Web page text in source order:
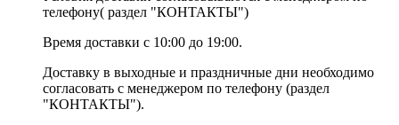
телефону( раздел "КОНТАКТЫ")
Время доставки с 10:00 до 19:00.
Доставку в выходные и праздничные дни необходимо
согласовать с менеджером по телефону (раздел
"КОНТАКТЫ").